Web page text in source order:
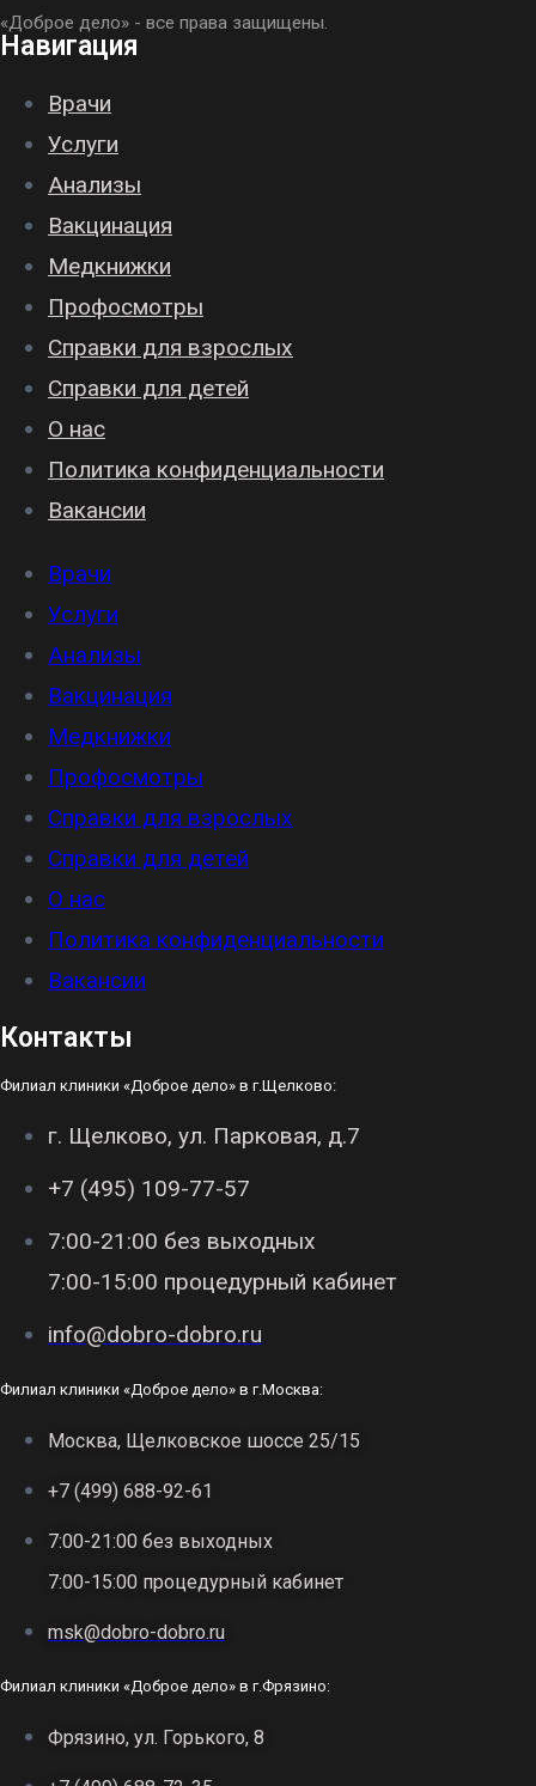
«Доброе дело» - все права защищены.
Навигация
Врачи
Услуги
Анализы
Вакцинация
Медкнижки
Профосмотры
Справки для взрослых
Справки для детей
О нас
Политика конфиденциальности
Вакансии
Врачи
Услуги
Анализы
Вакцинация
Медкнижки
Профосмотры
Справки для взрослых
Справки для детей
О нас
Политика конфиденциальности
Вакансии
Контакты
Филиал клиники «Доброе дело» в г.Щелково:
г. Щелково, ул. Парковая, д.7
+7 (495) 109-77-57
7:00-21:00 без выходных
7:00-15:00 процедурный кабинет
info@dobro-dobro.ru
Филиал клиники «Доброе дело» в г.Москва:
Москва, Щелковское шоссе 25/15
+7 (499) 688-92-61
7:00-21:00 без выходных
7:00-15:00 процедурный кабинет
msk@dobro-dobro.ru
Филиал клиники «Доброе дело» в г.Фрязино:
Фрязино, ул. Горького, 8